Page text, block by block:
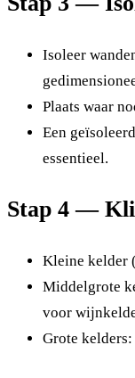
Isoleer
Plaats waar
Een
essentieel.
Stap 4 —
Kleine kelder
Middelgrote
voor
Grote